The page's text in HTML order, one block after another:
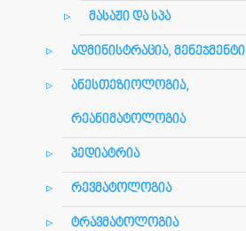
მასაჟი და სპა
ადმინისტრაცია, მენეჯმენტი
ანესთეზიოლოგია,
რეანიმატოლოგია
პედიატრია
რევმატოლოგია
ტრავმატოლოგია